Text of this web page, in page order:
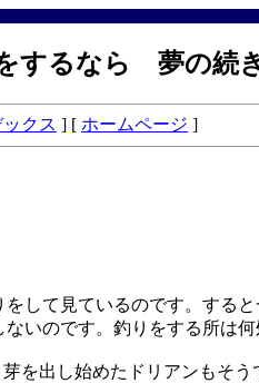
するなら 夢の続
クス ] [ ホームページ ]
して見ているのです。する
いのです。釣りをする所は何
出し始めたドリアンもそ